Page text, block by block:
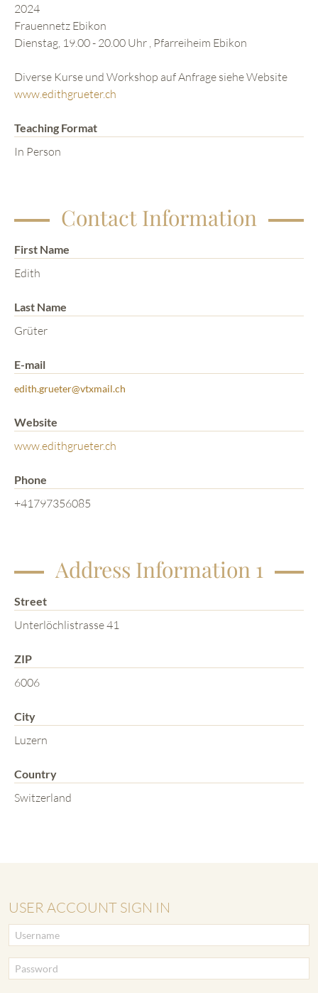
2024
Frauennetz Ebikon
Dienstag, 19.00 - 20.00 Uhr , Pfarreiheim Ebikon
Diverse Kurse und Workshop auf Anfrage siehe Website
www.edithgrueter.ch
Teaching Format
In Person
Contact Information
First Name
Edith
Last Name
Grüter
E-mail
edith.grueter@vtxmail.ch
Website
www.edithgrueter.ch
Phone
+41797356085
Address Information 1
Street
Unterlöchlistrasse 41
ZIP
6006
City
Luzern
Country
Switzerland
USER ACCOUNT SIGN IN